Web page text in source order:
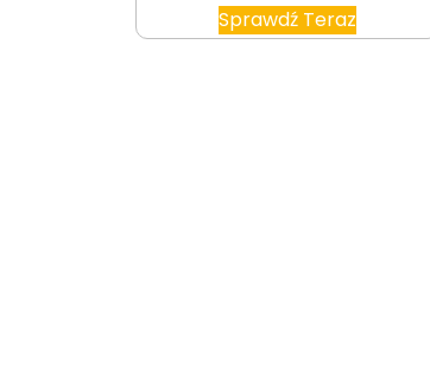
Sprawdź Teraz